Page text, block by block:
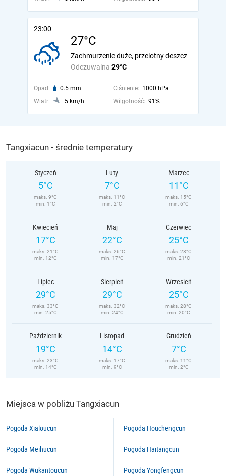
23:00
27°C
Odczuwalna 29°C
Zachmurzenie duże, przelotny deszcz
Opad: 0.5 mm Ciśnienie: 1000 hPa
Wiatr:
5 km/h Wilgotność: 91%
Tangxiacun - średnie temperatury
Styczeń
5°C
maks. 9°C
min. 1°C
Luty
7°C
maks. 11°C
min. 2°C
Marzec
11°C
maks. 15°C
min. 6°C
Kwiecień
17°C
maks. 21°C
min. 12°C
Maj
22°C
maks. 26°C
min. 17°C
Czerwiec
25°C
maks. 28°C
min. 21°C
Lipiec
29°C
maks. 33°C
min. 25°C
Sierpień
29°C
maks. 32°C
min. 24°C
Wrzesień
25°C
maks. 28°C
min. 20°C
Październik
19°C
maks. 23°C
min. 14°C
Listopad
14°C
maks. 17°C
min. 9°C
Grudzień
7°C
maks. 11°C
min. 2°C
Miejsca w pobliżu Tangxiacun
Pogoda Xialoucun
Pogoda Meihucun
Pogoda Wukantoucun
Pogoda Houchengcun
Pogoda Haitangcun
Pogoda Yongfengcun